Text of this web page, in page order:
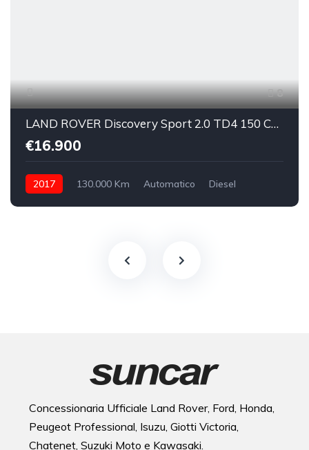
8
LAND ROVER Discovery Sport 2.0 TD4 150 CV SE
€16.900
2017 130.000 Km Automatico
Diesel
Concessionaria Ufficiale Land Rover, Ford, Honda,
Peugeot Professional, Isuzu, Giotti Victoria,
Chatenet, Suzuki Moto e Kawasaki.